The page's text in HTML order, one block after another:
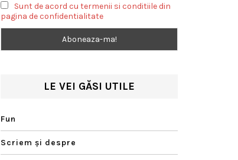
Sunt de acord cu termenii si conditiile din
pagina de confidentialitate
LE VEI GĂSI UTILE
Fun
Scriem şi despre